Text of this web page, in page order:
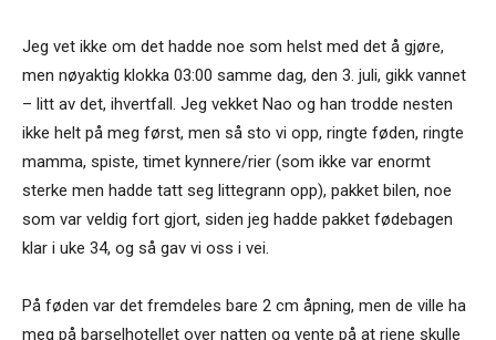
Jeg vet ikke om det hadde noe som helst med det å gjøre,
men nøyaktig klokka 03:00 samme dag, den 3. juli, gikk vannet
– litt av det, ihvertfall. Jeg vekket Nao og han trodde nesten
ikke helt på meg først, men så sto vi opp, ringte føden, ringte
mamma, spiste, timet kynnere/rier (som ikke var enormt
sterke men hadde tatt seg littegrann opp), pakket bilen, noe
som var veldig fort gjort, siden jeg hadde pakket fødebagen
klar i uke 34, og så gav vi oss i vei.
På føden var det fremdeles bare 2 cm åpning, men de ville ha
meg på barselhotellet over natten og vente på at riene skulle